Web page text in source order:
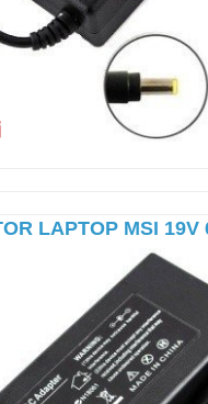
LAPTOP MSI 19V